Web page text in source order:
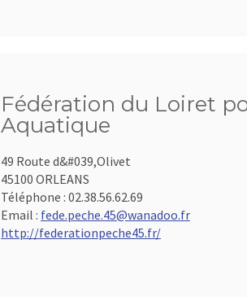
Fédération du Loiret
Aquatique
49 Route d&#039,Olivet
45100 ORLEANS
Téléphone : 02.38.56.62.69
Email : fede.peche.45@wanadoo.fr
http://federationpeche45.fr/